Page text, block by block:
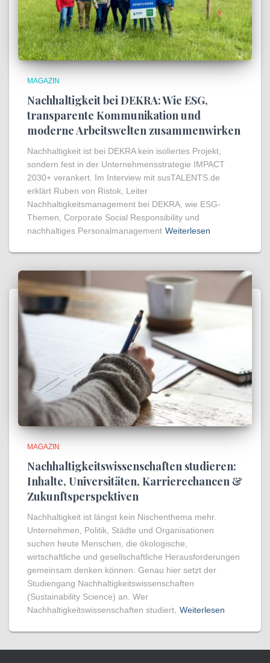
MAGAZIN
Nachhaltigkeit bei DEKRA: Wie ESG,
transparente Kommunikation und
moderne Arbeitswelten zusammenwirken
Nachhaltigkeit ist bei DEKRA kein isoliertes Projekt,
sondern fest in der Unternehmensstrategie IMPACT
2030+ verankert. Im Interview mit susTALENTS.de
erklärt Ruben von Ristok, Leiter
Nachhaltigkeitsmanagement bei DEKRA, wie ESG-
Themen, Corporate Social Responsibility und
nachhaltiges Personalmanagement Weiterlesen
MAGAZIN
Nachhaltigkeitswissenschaften studieren:
Inhalte, Universitäten, Karrierechancen &
Zukunftsperspektiven
Nachhaltigkeit ist längst kein Nischenthema mehr.
Unternehmen, Politik, Städte und Organisationen
suchen heute Menschen, die ökologische,
wirtschaftliche und gesellschaftliche Herausforderungen
gemeinsam denken können. Genau hier setzt der
Studiengang Nachhaltigkeitswissenschaften
(Sustainability Science) an. Wer
Nachhaltigkeitswissenschaften studiert, Weiterlesen